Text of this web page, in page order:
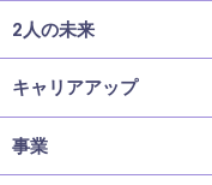
2人の未来
キャリアアップ
事業